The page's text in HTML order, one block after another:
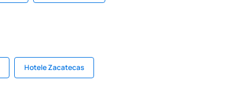
Hotele Zacatecas